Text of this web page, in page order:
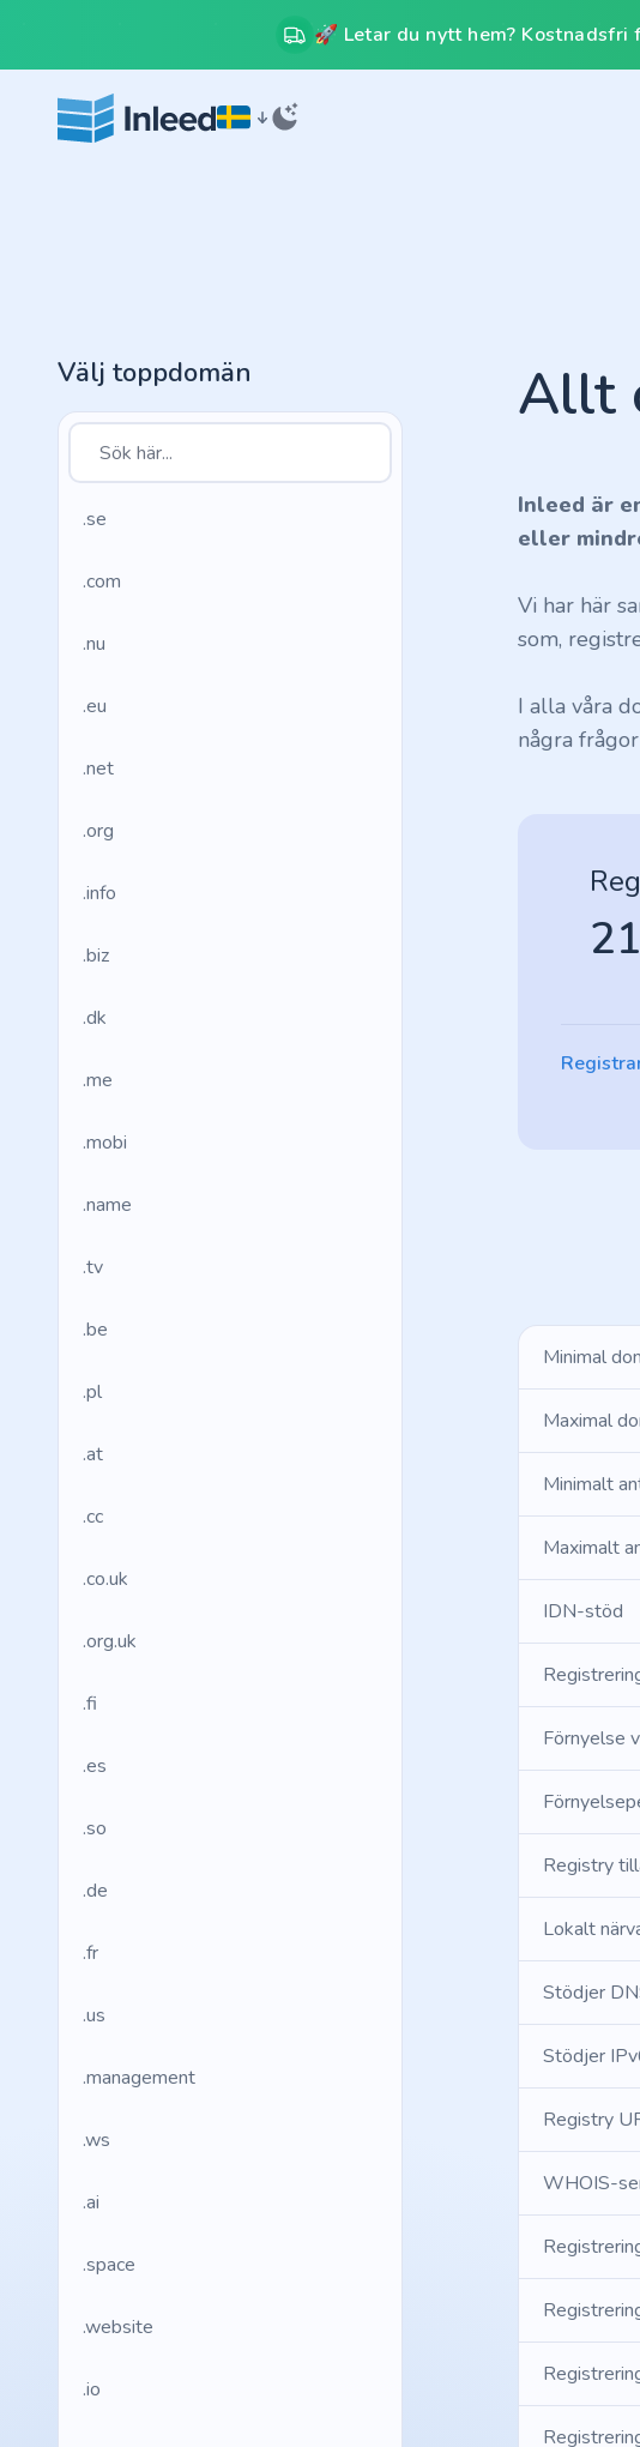
🚀 Letar du nytt hem?
Välj toppdomän
.se
.com
.nu
.eu
.net
.org
.info
.biz
.dk
.me
.mobi
.name
.tv
.be
.pl
.at
.cc
.co.uk
.org.uk
.fi
.es
.so
.de
.fr
.us
.management
.ws
.ai
.space
.website
.io
Allt
Inleed är
eller
Vi har här
som,
I alla våra
några
Minimal
Maximal
Minimalt
Maximalt
IDN-stöd
Förnyelse
Registry
Lokalt
Stödjer
Stödjer
Registry
WHOIS-